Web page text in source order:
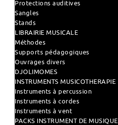
Protections auditives
Sangles
Stands
LIBRAIRIE MUSICALE
Méthodes
Supports pédagogiques
Ouvrages divers
DJOLIMOMES
INSTRUMENTS MUSICOTHERAPIE
Instruments à percussion
Instruments à cordes
Instruments à vent
PACKS INSTRUMENT DE MUSIQUE